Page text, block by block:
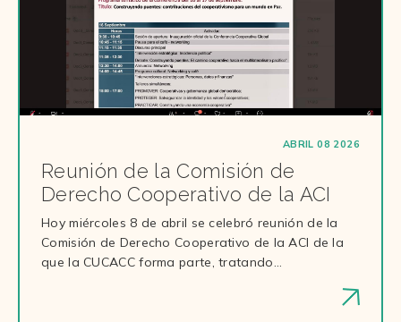
ABRIL 08 2026
Reunión de la Comisión de
Derecho Cooperativo de la ACI
Hoy miércoles 8 de abril se celebró reunión de la
Comisión de Derecho Cooperativo de la ACI de la
que la CUCACC forma parte, tratando…